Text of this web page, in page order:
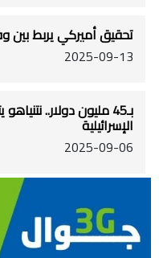
تحقيق أميركي يربط بين وفاة 25 طفلاً ولقاح
2025-09-13
بـ45 مليون دولار..
الإسرائيلية
2025-09-06